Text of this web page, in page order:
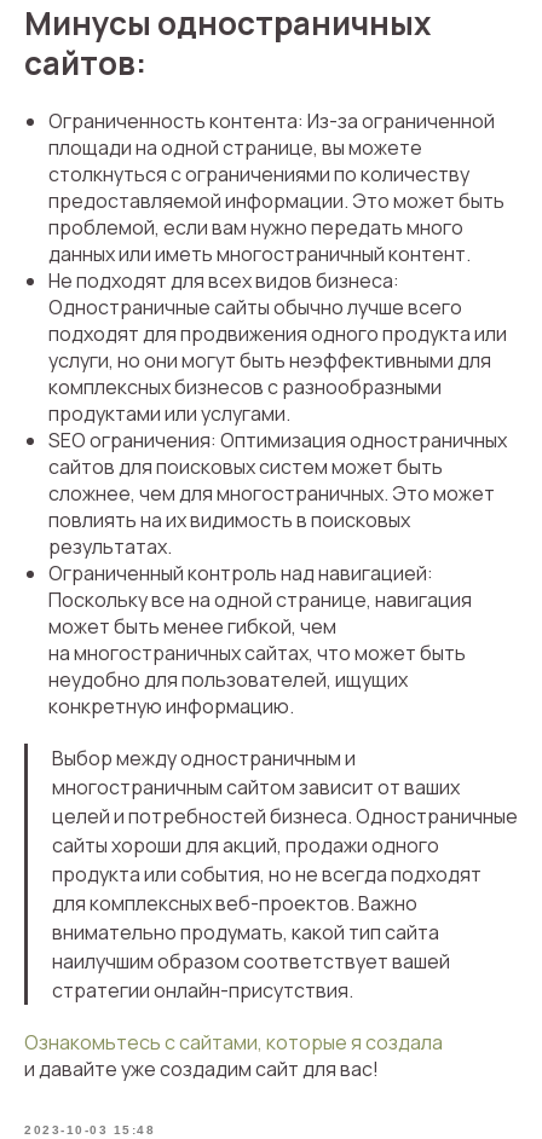
Минусы одностраничных
сайтов:
Ограниченность контента: Из-за ограниченной
площади на одной странице, вы можете
столкнуться с ограничениями по количеству
предоставляемой информации. Это может быть
проблемой, если вам нужно передать много
данных или иметь многостраничный контент.
Не подходят для всех видов бизнеса:
Одностраничные сайты обычно лучше всего
подходят для продвижения одного продукта или
услуги, но они могут быть неэффективными для
комплексных бизнесов с разнообразными
продуктами или услугами.
SEO ограничения: Оптимизация одностраничных
сайтов для поисковых систем может быть
сложнее, чем для многостраничных. Это может
повлиять на их видимость в поисковых
результатах.
Ограниченный контроль над навигацией:
Поскольку все на одной странице, навигация
может быть менее гибкой, чем
на многостраничных сайтах, что может быть
неудобно для пользователей, ищущих
конкретную информацию.
Выбор между одностраничным и
многостраничным сайтом зависит от ваших
целей и потребностей бизнеса. Одностраничные
сайты хороши для акций, продажи одного
продукта или события, но не всегда подходят
для комплексных веб-проектов. Важно
внимательно продумать, какой тип сайта
наилучшим образом соответствует вашей
стратегии онлайн-присутствия.
Ознакомьтесь с сайтами, которые я создала
и давайте уже создадим сайт для вас!
2023-10-03 15:48